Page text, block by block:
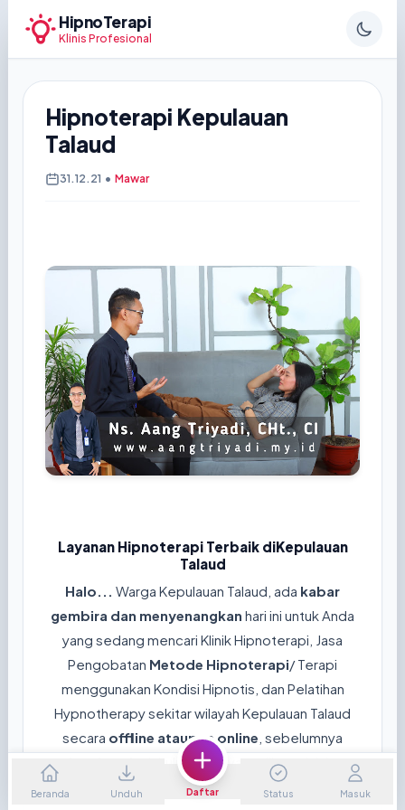
HipnoTerapi
Klinis Profesional
Hipnoterapi Kepulauan
Talaud
31.12.21 • Mawar
Layanan Hipnoterapi Terbaik diKepulauan
Talaud
Halo... Warga Kepulauan Talaud, ada kabar
gembira dan menyenangkan hari ini untuk Anda
yang sedang mencari Klinik Hipnoterapi, Jasa
Pengobatan Metode Hipnoterapi/ Terapi
menggunakan Kondisi Hipnotis, dan Pelatihan
Hypnotherapy sekitar wilayah Kepulauan Talaud
secara offline ataupun online , sebelumnya
mohon jawab
dahulu pertanyaan dibawah ini ya...
😊
Beranda Unduh Daftar Status Masuk